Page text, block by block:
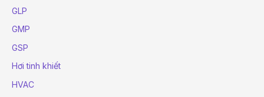
GLP
GMP
GSP
Hơi tinh khiết
HVAC